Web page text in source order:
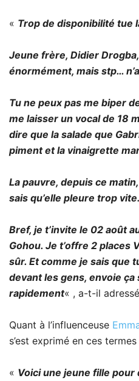
« Trop de disponibilité tue
Jeune frère, Didier
énormément, mais stp…
Tu ne peux pas me biper
me laisser un vocal de 18
dire que la salade que
piment et la vinaigrette
La pauvre, depuis ce
sais qu’elle pleure trop vite.
Bref, je t’invite le 02 août
Gohou. Je t’offre 2 places
sûr. Et comme je sais que
devant les gens, envoie
rapidement« , a-t-il
Quant à l’influenceuse
s’est exprimé en ces termes
« Voici une jeune fille pour